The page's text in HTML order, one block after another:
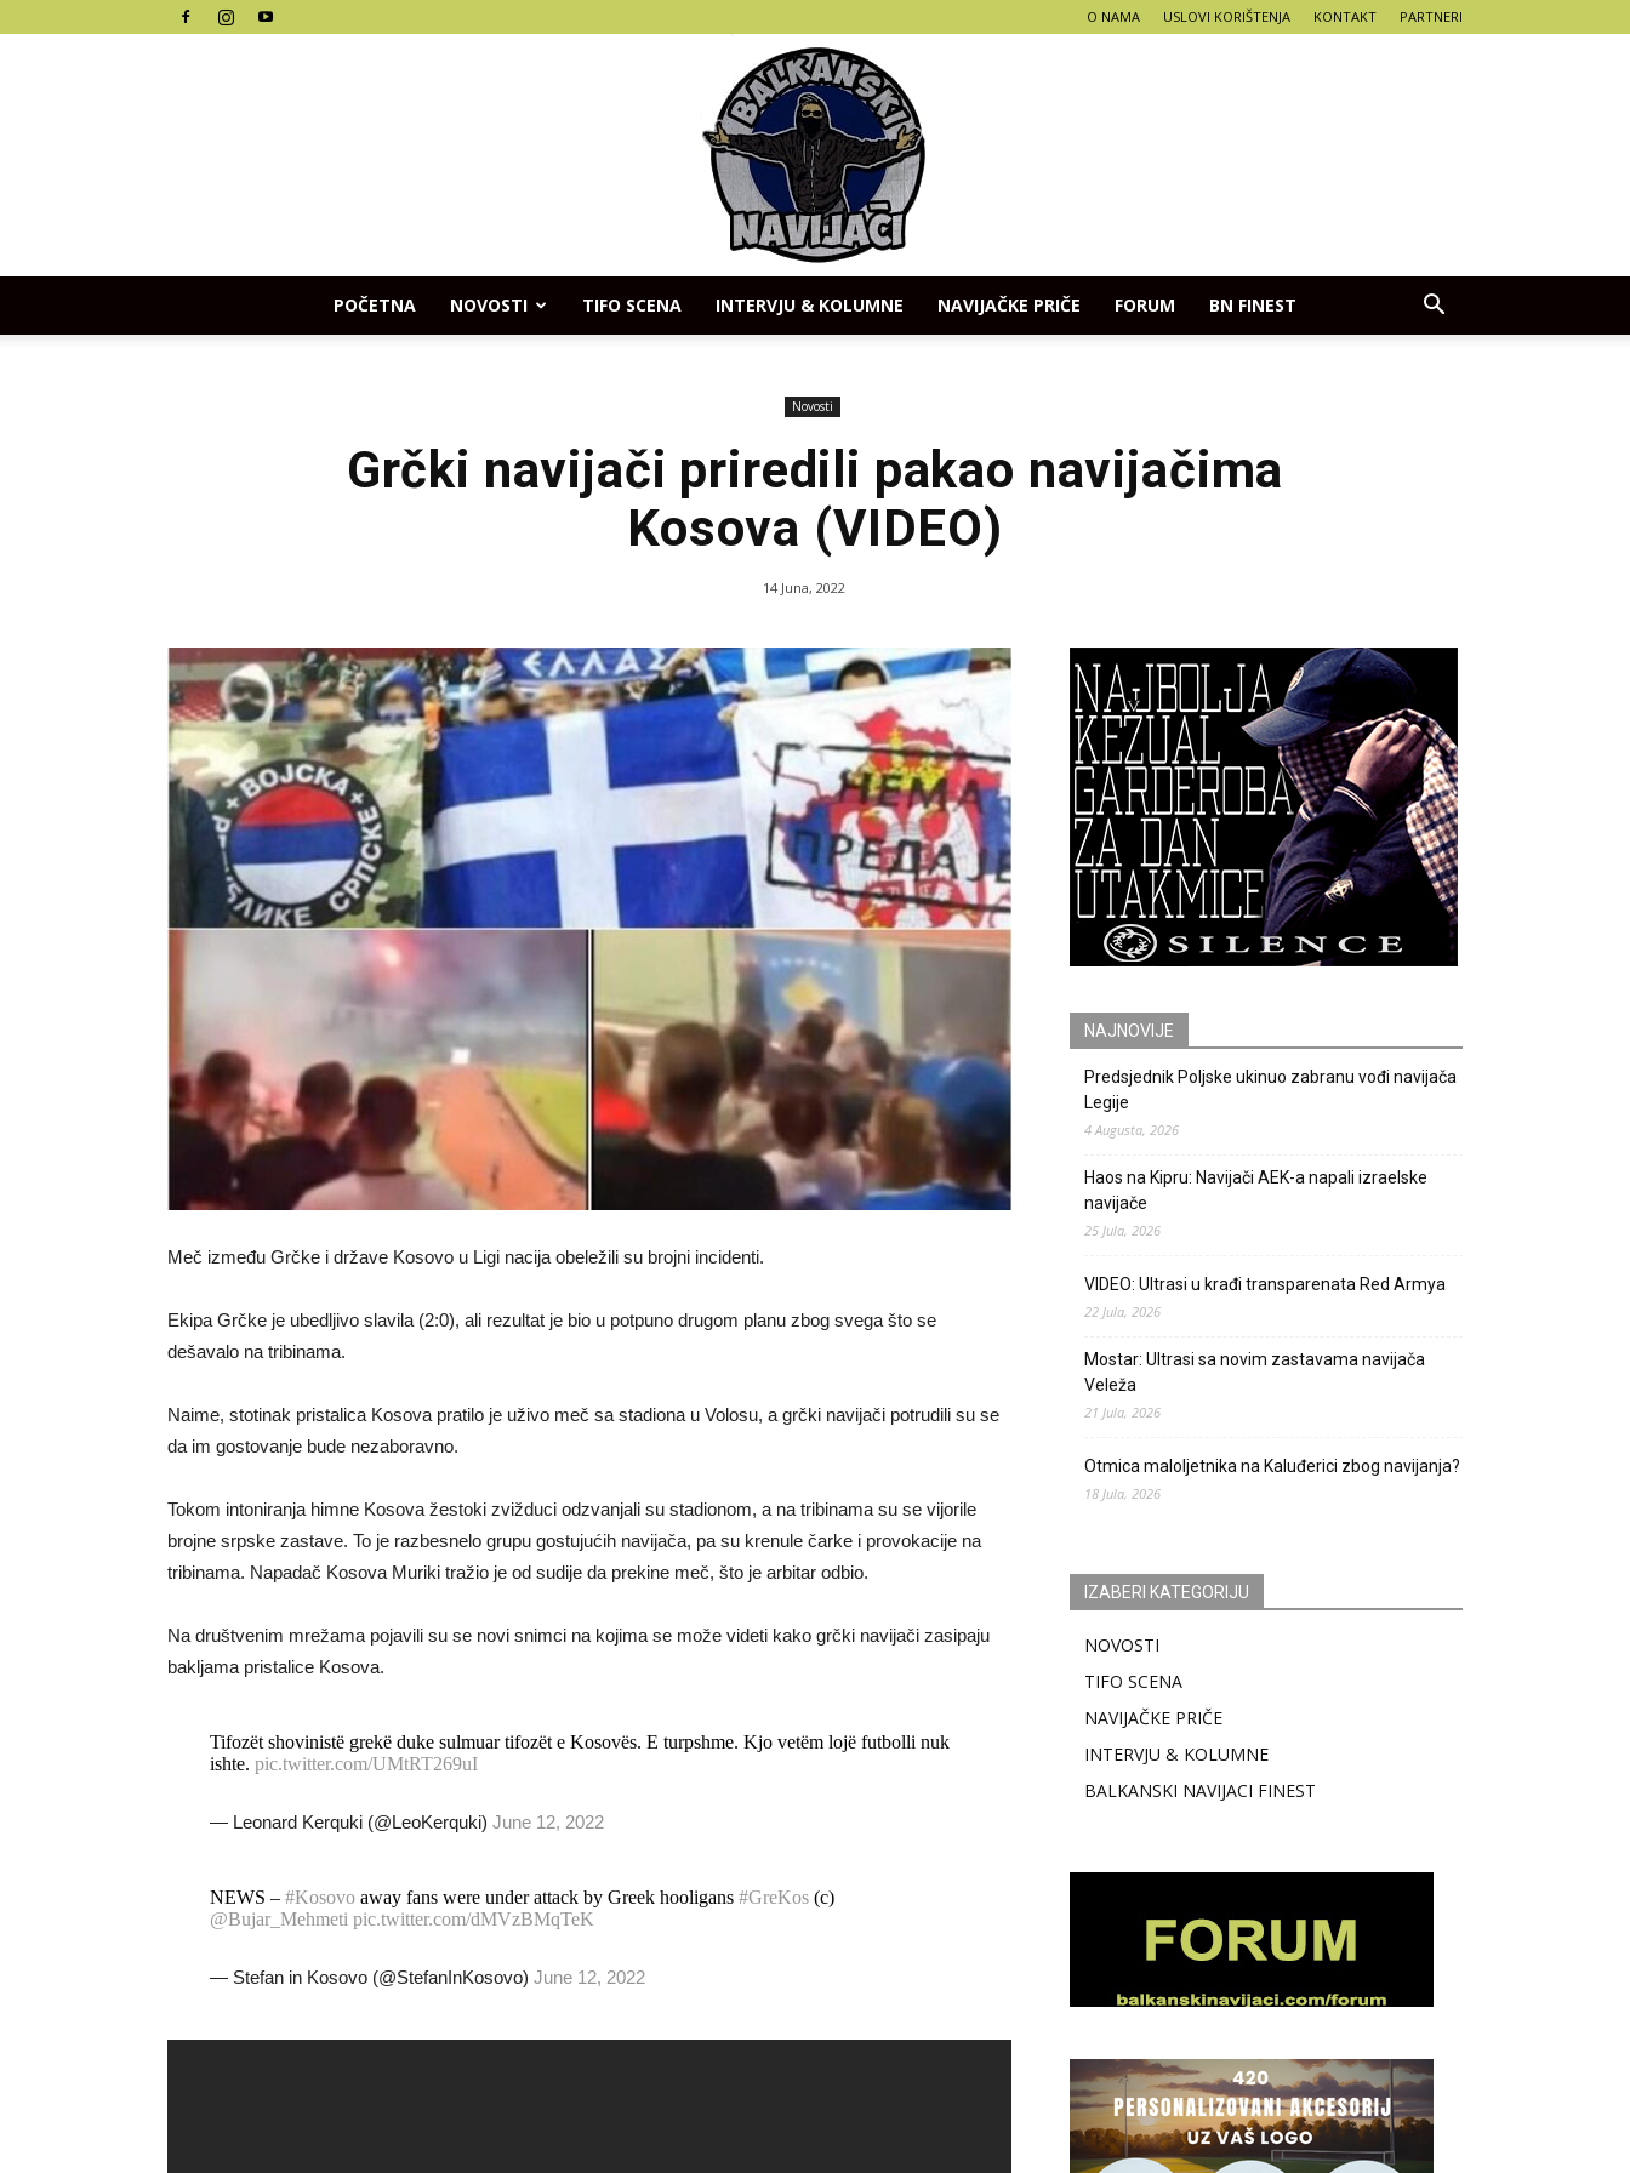
O NAMA USLOVI KORIŠTENJA KONTAKT PARTNERI
Navijaci
POČETNA NOVOSTI TIFO SCENA INTERVJU & KOLUMNE NAVIJAČKE PRIČE FORUM BN FINEST
Novosti
Grčki navijači priredili pakao navijačima
Kosova (VIDEO)
14 Juna, 2022
Meč između Grčke i države Kosovo u Ligi nacija obeležili su brojni incidenti.
Ekipa Grčke je ubedljivo slavila (2:0), ali rezultat je bio u potpuno drugom planu zbog svega što se
dešavalo na tribinama.
Naime, stotinak pristalica Kosova pratilo je uživo meč sa stadiona u Volosu, a grčki navijači potrudili su se
da im gostovanje bude nezaboravno.
Tokom intoniranja himne Kosova žestoki zvižduci odzvanjali su stadionom, a na tribinama su se vijorile
brojne srpske zastave. To je razbesnelo grupu gostujućih navijača, pa su krenule čarke i provokacije na
tribinama. Napadač Kosova Muriki tražio je od sudije da prekine meč, što je arbitar odbio.
Na društvenim mrežama pojavili su se novi snimci na kojima se može videti kako grčki navijači zasipaju
bakljama pristalice Kosova.
Tifozët shovinistë grekë duke sulmuar tifozët e Kosovës. E turpshme. Kjo vetëm lojë futbolli nuk
ishte. pic.twitter.com/UMtRT269uI
— Leonard Kerquki (@LeoKerquki) June 12, 2022
NEWS – #Kosovoaway fans were under attack by Greek hooligans #GreKos(c)
@Bujar_Mehmeti pic.twitter.com/dMVzBMqTeK
— Stefan in Kosovo (@StefanInKosovo) June 12, 2022
NAJNOVIJE
Predsjednik Poljske ukinuo zabranu vođi navijača
Legije
4 Augusta, 2026
Haos na Kipru: Navijači AEK-a napali izraelske
navijače
25 Jula, 2026
VIDEO: Ultrasi u krađi transparenata Red Armya
22 Jula, 2026
Mostar: Ultrasi sa novim zastavama navijača
Veleža
21 Jula, 2026
Otmica maloljetnika na Kaluđerici zbog navijanja?
18 Jula, 2026
IZABERI KATEGORIJU
NOVOSTI
TIFO SCENA
NAVIJAČKE PRIČE
INTERVJU & KOLUMNE
BALKANSKI NAVIJACI FINEST